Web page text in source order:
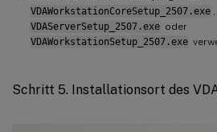
VDAWorkstationCoreSetup_2507.exe ,
VDAServerSetup_2507.exe oder
VDAWorkstationSetup_2507.exe
Schritt 5. Installationsort des